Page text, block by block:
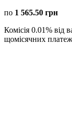
по 1 565.50 грн
Комісія 0.01% від
щомісячних